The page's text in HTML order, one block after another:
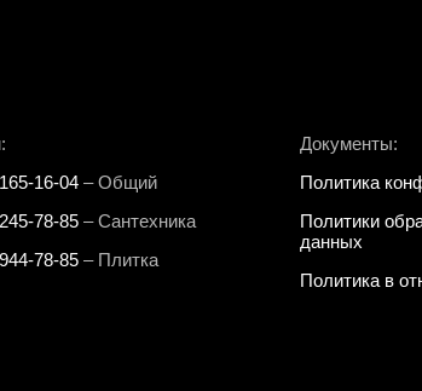
16-04– Общий
78-85– Сантехника
78-85– Плитка
Документы:
Политика
Политики
данных
Политика в